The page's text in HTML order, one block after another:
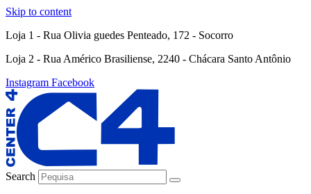
Skip to content
Loja 1 - Rua Olivia guedes Penteado, 172 - Socorro
Loja 2 - Rua Américo Brasiliense, 2240 - Chácara Santo Antônio
Instagram Facebook
Search